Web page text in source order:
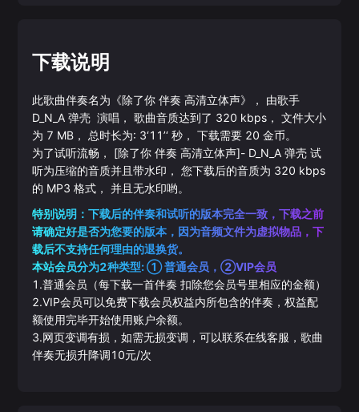
下载说明
此歌曲伴奏名为《除了你 伴奏 高清立体声》， 由歌手
D_N_A 弹壳 演唱， 歌曲音质达到了 320 kbps， 文件大小
为 7 MB， 总时长为: 3‘11’‘秒， 下载需要 20 金币。
为了试听流畅， [除了你 伴奏 高清立体声]- D_N_A 弹壳 试
听为压缩的音质并且带水印， 您下载后的音质为 320 kbps
的 MP3 格式， 并且无水印哟。
特别说明：下载后的伴奏和试听的版本完全一致，下载之前
请确定好是否为您要的版本，因为音频文件为虚拟物品，下
载后不支持任何理由的退换货。
本站会员分为2种类型: ① 普通会员，②VIP会员
1.普通会员（每下载一首伴奏 扣除您会员号里相应的金额）
2.VIP会员可以免费下载会员权益内所包含的伴奏，权益配
额使用完毕开始使用账户余额。
3.网页变调有损，如需无损变调，可以联系在线客服，歌曲
伴奏无损升降调10元/次